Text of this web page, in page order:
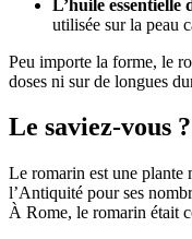
L’huile essentielle
utilisée sur la peau
Peu importe la forme, le
doses ni sur de longues
Le saviez-vous ?
Le romarin est une plante
l’Antiquité pour ses
À Rome, le romarin était